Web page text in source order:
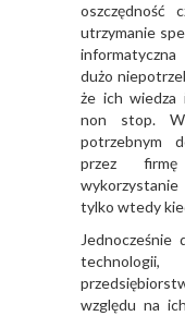
oszczędność
utrzymanie
dużo
że ich wiedza
non stop.
potrzebnym
przez
tylko wtedy
Jednocześnie
względu na